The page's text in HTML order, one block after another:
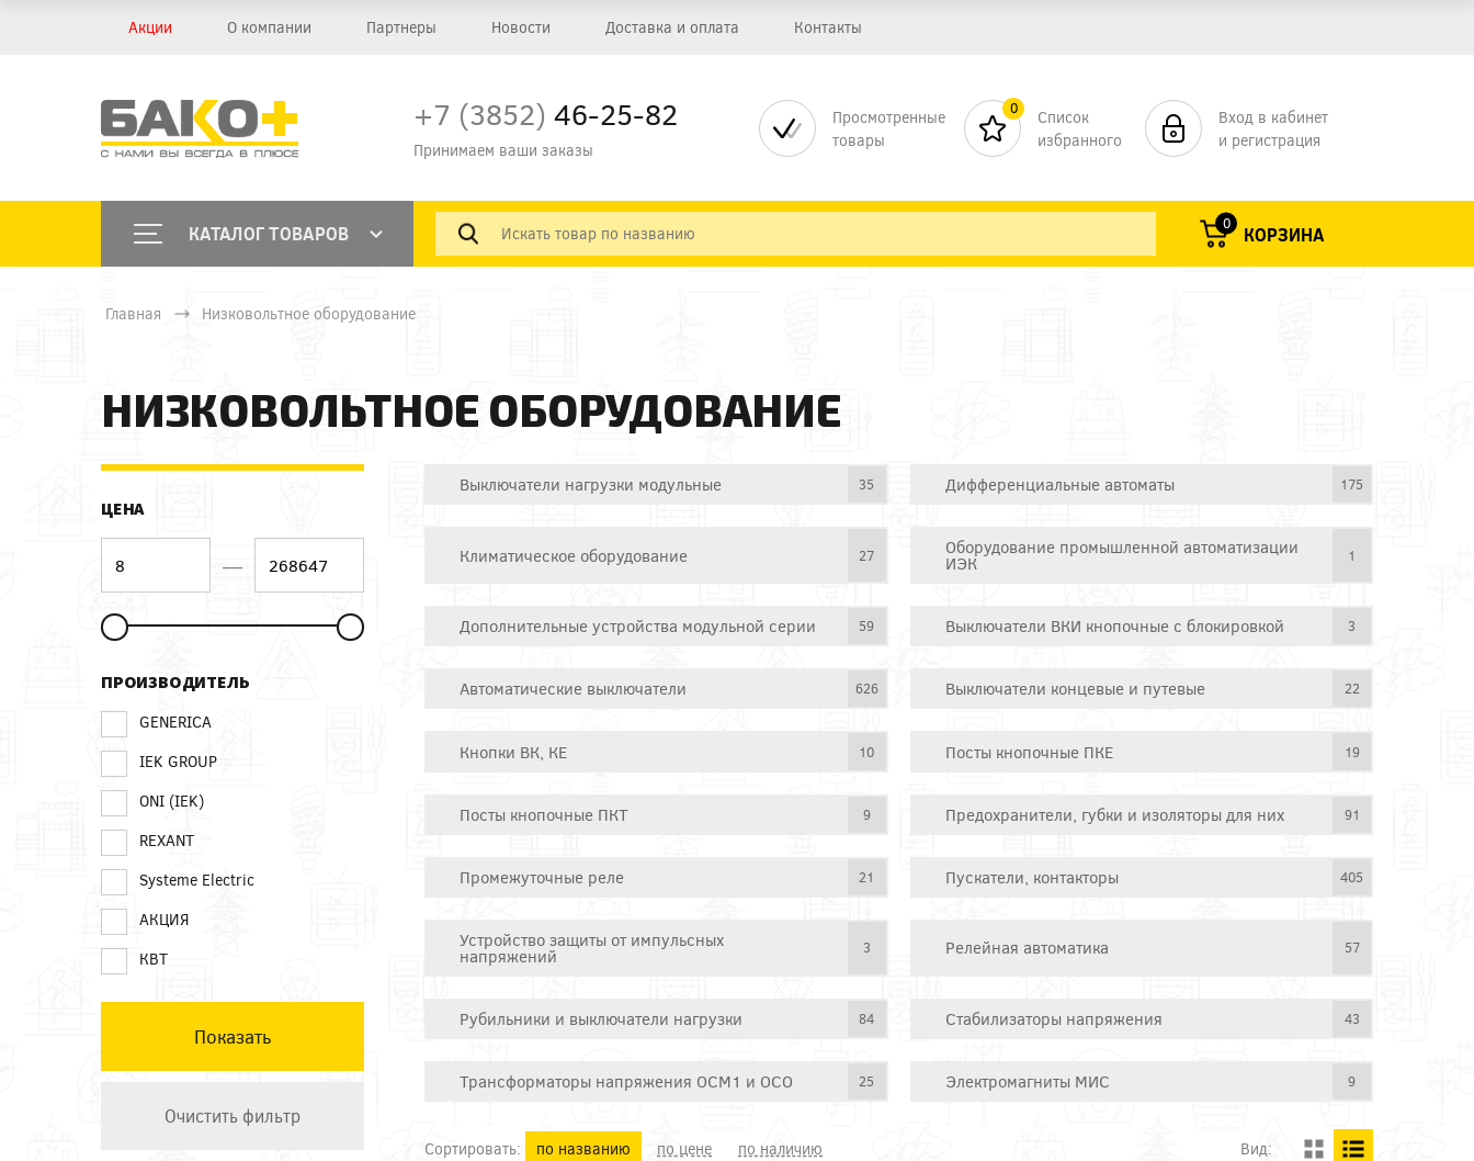
Акции О компании Партнеры Новости Доставка и оплата Контакты
+7 (3852) 46-25-82
Принимаем ваши заказы
Просмотренные
товары
0
Список
избранного
Вход в кабинет
и регистрация
КАТАЛОГ ТОВАРОВ 0 КОРЗИНА
Главная Низковольтное оборудование
НИЗКОВОЛЬТНОЕ ОБОРУДОВАНИЕ
ЦЕНА
—
ПРОИЗВОДИТЕЛЬ
GENERICA
IEK GROUP
ONI (IEK)
REXANT
Systeme Electric
АКЦИЯ
КВТ
КЭАЗ
Остальные ТМ
Техэнерго
Выключатели нагрузки модульные 35 Дифференциальные автоматы 175
Климатическое оборудование 27 Оборудование промышленной автоматизации
ИЭК 1
Дополнительные устройства модульной серии 59 Выключатели ВКИ кнопочные с блокировкой 3
Автоматические выключатели 626 Выключатели концевые и путевые 22
Кнопки ВК, КЕ 10 Посты кнопочные ПКЕ 19
Посты кнопочные ПКТ 9 Предохранители, губки и изоляторы для них 91
Промежуточные реле 21 Пускатели, контакторы 405
Устройство защиты от импульсных
напряжений 3 Релейная автоматика 57
Рубильники и выключатели нагрузки 84 Стабилизаторы напряжения 43
Трансформаторы напряжения ОСМ1 и ОСО 25 Электромагниты МИС 9
Сортировать: по названию по цене по наличию Вид: